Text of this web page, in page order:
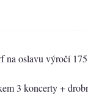
na oslavu výročí
3 koncerty +